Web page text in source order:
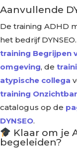
Aanvullende
De training ADHD
het bedrijf
training Begrijpen
omgeving, de
atypische collega
training
catalogus op de
DYNSEO.
Klaar om je
begeleiden?